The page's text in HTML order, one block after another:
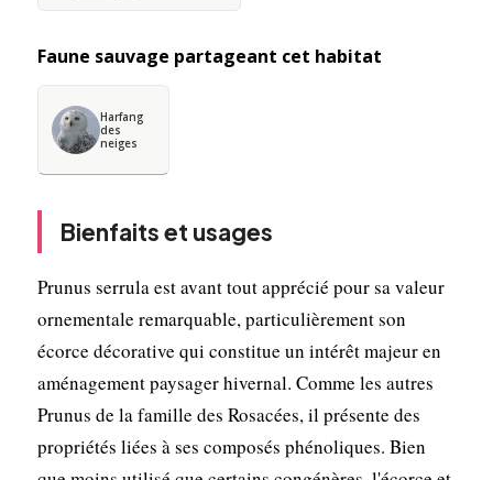
Faune sauvage partageant cet habitat
Harfang
des
neiges
Bienfaits et usages
Prunus serrula est avant tout apprécié pour sa valeur
ornementale remarquable, particulièrement son
écorce décorative qui constitue un intérêt majeur en
aménagement paysager hivernal. Comme les autres
Prunus de la famille des Rosacées, il présente des
propriétés liées à ses composés phénoliques. Bien